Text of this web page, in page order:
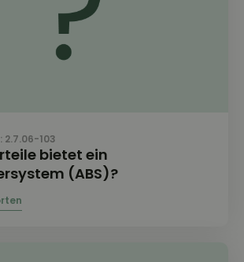
2.7.06-103
bietet ein
(ABS)?